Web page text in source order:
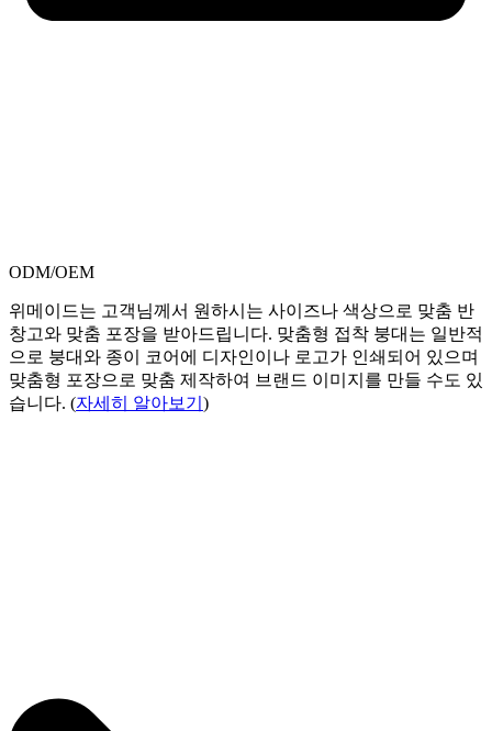
ODM/OEM
위메이드는 고객님께서 원하시는 사이즈나 색상으로 맞춤 반
창고와 맞춤 포장을 받아드립니다. 맞춤형 접착 붕대는 일반적
으로 붕대와 종이 코어에 디자인이나 로고가 인쇄되어 있으며
맞춤형 포장으로 맞춤 제작하여 브랜드 이미지를 만들 수도 있
습니다. (자세히 알아보기 )